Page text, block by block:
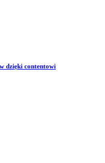
dzięki contentowi